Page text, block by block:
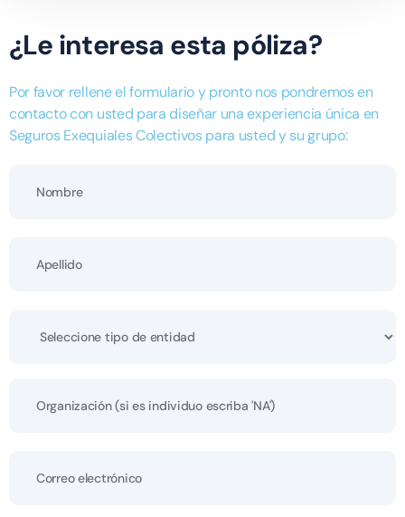
¿Le interesa esta póliza?
Por favor rellene el formulario y pronto nos pondremos en
contacto con usted para diseñar una experiencia única en
Seguros Exequiales Colectivos para usted y su grupo: